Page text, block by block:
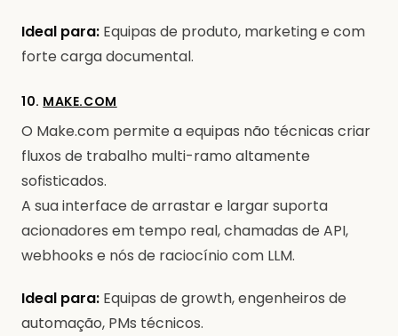
Ideal para: Equipas de produto, marketing e com
forte carga documental.
10. MAKE.COM
O Make.com permite a equipas não técnicas criar
fluxos de trabalho multi-ramo altamente
sofisticados.
A sua interface de arrastar e largar suporta
acionadores em tempo real, chamadas de API,
webhooks e nós de raciocínio com LLM.
Ideal para: Equipas de growth, engenheiros de
automação, PMs técnicos.